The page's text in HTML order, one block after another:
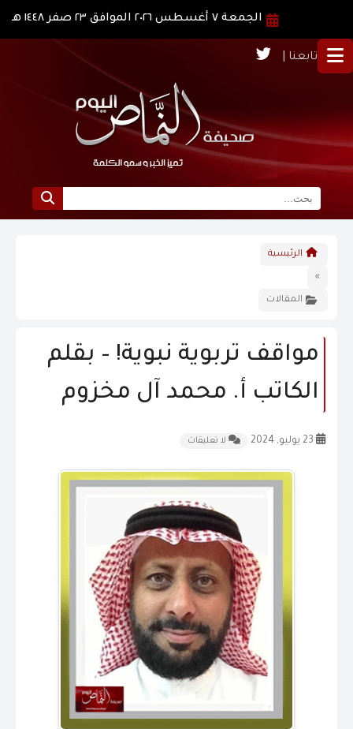
الجمعة ٧ أغسطس ٢٠٢٦ الموافق ٢٣ صفر ١٤٤٨ هـ
تابعنا |
نبذة عن النماص
الرؤية و الرسالة
الاخبار
الشكاوى و الاقتراحات
إتصل بنا
الرئيسية
»
المقالات
مواقف تربوية نبوية! – بقلم
الكاتب أ. محمد آل مخزوم
لا تعليقات